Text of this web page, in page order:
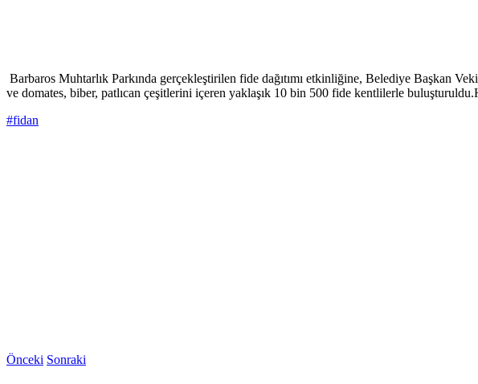
Barbaros Muhtarlık Parkında gerçekleştirilen fide dağıtımı etkinliğine, Belediye Başkan
ve domates, biber, patlıcan çeşitlerini içeren yaklaşık 10 bin 500 fide kentlilerle
#fidan
Önceki Sonraki